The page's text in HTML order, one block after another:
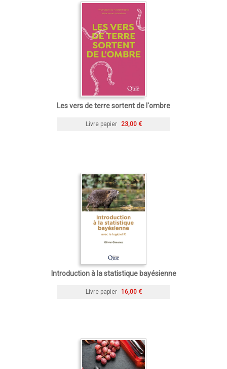
Les vers de terre sortent de l'ombre
Livre papier 23,00 €
Introduction à la statistique bayésienne
Livre papier 16,00 €